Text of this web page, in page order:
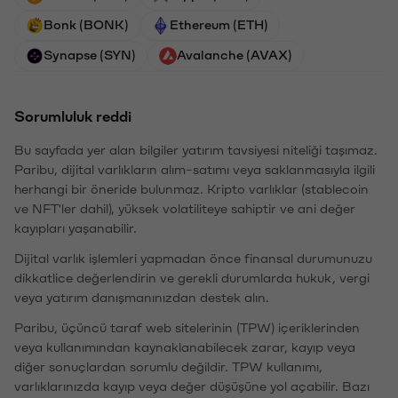
Bonk (BONK) Ethereum (ETH)
Synapse (SYN) Avalanche (AVAX)
Sorumluluk reddi
Bu sayfada yer alan bilgiler yatırım tavsiyesi niteliği taşımaz.
Paribu, dijital varlıkların alım-satımı veya saklanmasıyla ilgili
herhangi bir öneride bulunmaz. Kripto varlıklar (stablecoin
ve NFT'ler dahil), yüksek volatiliteye sahiptir ve ani değer
kayıpları yaşanabilir.
Dijital varlık işlemleri yapmadan önce finansal durumunuzu
dikkatlice değerlendirin ve gerekli durumlarda hukuk, vergi
veya yatırım danışmanınızdan destek alın.
Paribu, üçüncü taraf web sitelerinin (TPW) içeriklerinden
veya kullanımından kaynaklanabilecek zarar, kayıp veya
diğer sonuçlardan sorumlu değildir. TPW kullanımı,
varlıklarınızda kayıp veya değer düşüşüne yol açabilir. Bazı